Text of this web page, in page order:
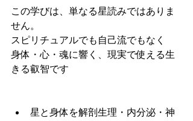
この学びは、単なる星読みではありま
せん。
スピリチュアルでも自己流でもなく
身体・心・魂に響く、現実で使える生
きる叡智です
星と身体を解剖生理・内分泌・神